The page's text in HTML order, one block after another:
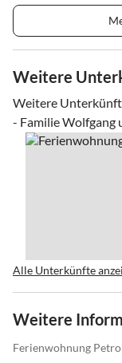
Weitere
Weitere
- Familie Wolfgang
Alle Unterkünfte
Weitere
Ferienwohnung